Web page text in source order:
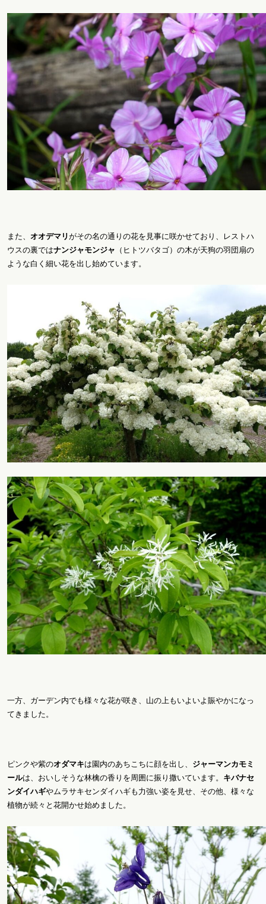
また、 オオデマリがその名の通りの花を見事に咲かせており、レストハ
ウスの裏ではナンジャモンジャ （ヒトツバタゴ）の木が天狗の羽団扇の
ような白く細い花を出し始めています。
一方、ガーデン内でも様々な花が咲き、山の上もいよいよ賑やかになっ
てきました。
ピンクや紫のオダマキは園内のあちこちに顔を出し、 ジャーマンカモミ
ールは、おいしそうな林檎の香りを周囲に振り撒いています。 キバナセ
ンダイハギやムラサキセンダイハギも力強い姿を見せ、その他、様々な
植物が続々と花開かせ始めました。